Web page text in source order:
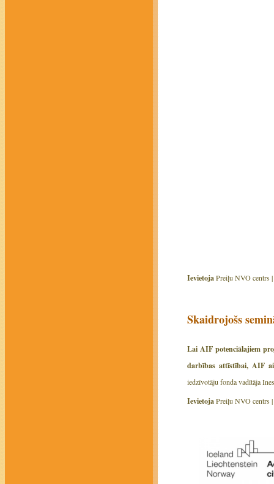
IevietojaPreiļu NVO centrs |
Skaidrojošs
Lai AIF potenciālajiem
darbības attīstībai, AIF
iedzīvotāju fonda vadītāja
IevietojaPreiļu NVO centrs |